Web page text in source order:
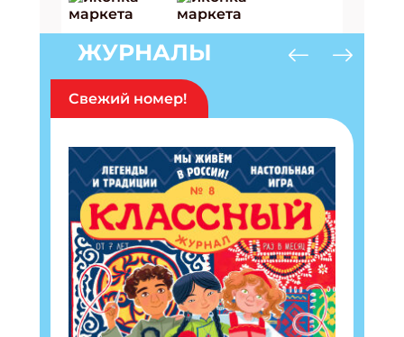
ЖУРНАЛЫ
Свежий номер!
Получи электронный "Классный журнал" в
подарок!
Укажите имя
Укажите Ваш Email
ПОДПИСАТЬСЯ